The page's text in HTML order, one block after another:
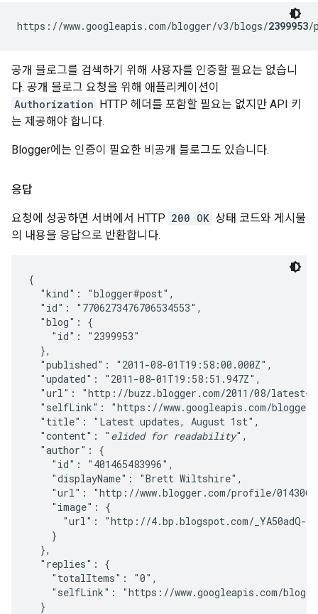
https://www.googleapis.com/blogger/v3/blogs/2399953/
공개 블로그를 검색하기 위해 사용자를 인증할 필요는 없습니
다. 공개 블로그 요청을 위해 애플리케이션이
Authorization HTTP 헤더를 포함할 필요는 없지만 API 키
는 제공해야 합니다.
Blogger에는 인증이 필요한 비공개 블로그도 있습니다.
응답
요청에 성공하면 서버에서 HTTP 200 OK 상태 코드와 게시물
의 내용을 응답으로 반환합니다.
{
  "kind": "blogger#post",
  "id": "7706273476706534553",
  "blog": {
    "id": "2399953"
  },
  "published": "2011-08-01T19:58:00.000Z",
  "updated": "2011-08-01T19:58:51.947Z",
"url": "http://buzz.blogger.com/2011/08/latest-
"selfLink": "https://www.googleapis.com/
  "title": "Latest updates, August 1st",
  "content": "
elided for readability",
  "author": {
    "id": "401465483996",
    "displayName": "Brett Wiltshire",
"url": "http://www.blogger.com/profile/
    "image": {
"url": "http://4.bp.blogspot.com/_YA50adQ-
    }
  },
  "replies": {
    "totalItems": "0",
"selfLink": "https://www.googleapis.com/
  }